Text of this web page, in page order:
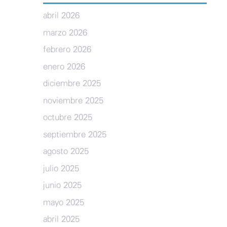
abril 2026
marzo 2026
febrero 2026
enero 2026
diciembre 2025
noviembre 2025
octubre 2025
septiembre 2025
agosto 2025
julio 2025
junio 2025
mayo 2025
abril 2025